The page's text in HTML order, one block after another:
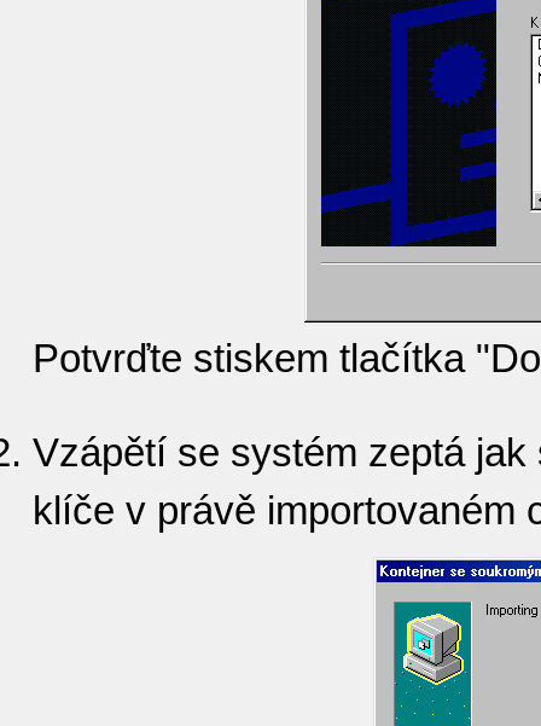
Potvrďte stiskem tlačítka
Vzápětí se systém zeptá
klíče v právě importovaném